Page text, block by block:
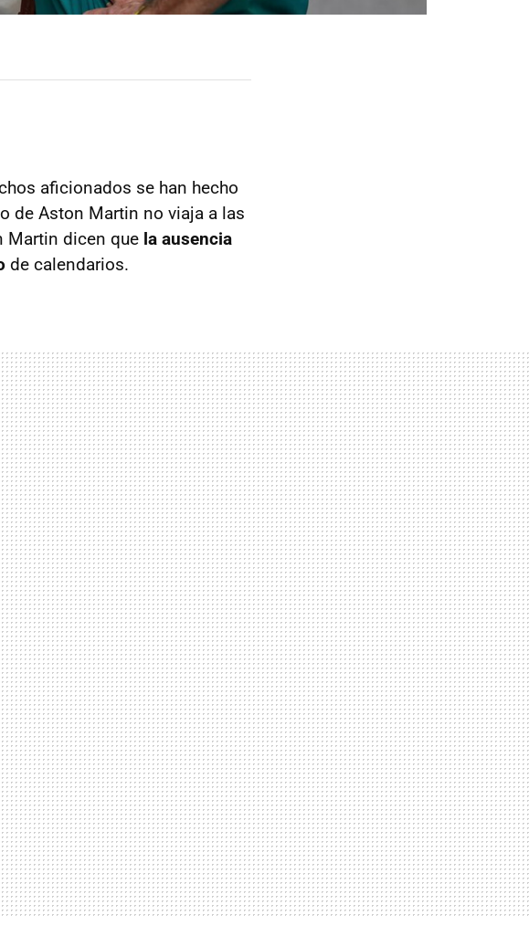
aficionados se han hecho
de Aston Martin no viaja a las
Martin dicen que la ausencia
de calendarios.